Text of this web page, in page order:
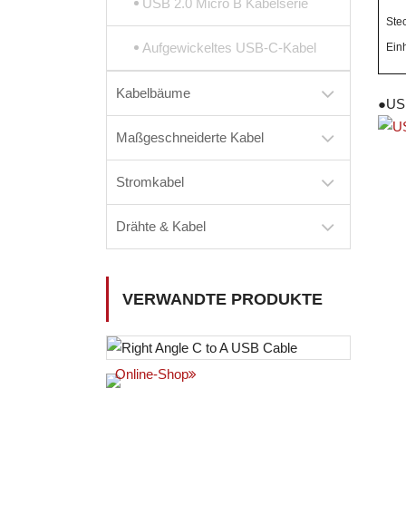
●
USB 2.0 Micro B Kabelserie
Aufgewickeltes USB-C-Kabel
Kabelbäume
Maßgeschneiderte Kabel
Stromkabel
Drähte & Kabel
VERWANDTE PRODUKTE
Online-Shop